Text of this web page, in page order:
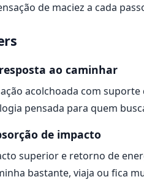
de maciez a cada
ao caminhar
acolchoada com
pensada para quem
de impacto
superior e retorno de
bastante, viaja ou fica